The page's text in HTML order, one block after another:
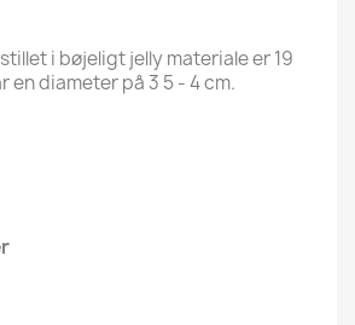
i bøjeligt jelly materiale er 19
en diameter på 3 5 - 4 cm.